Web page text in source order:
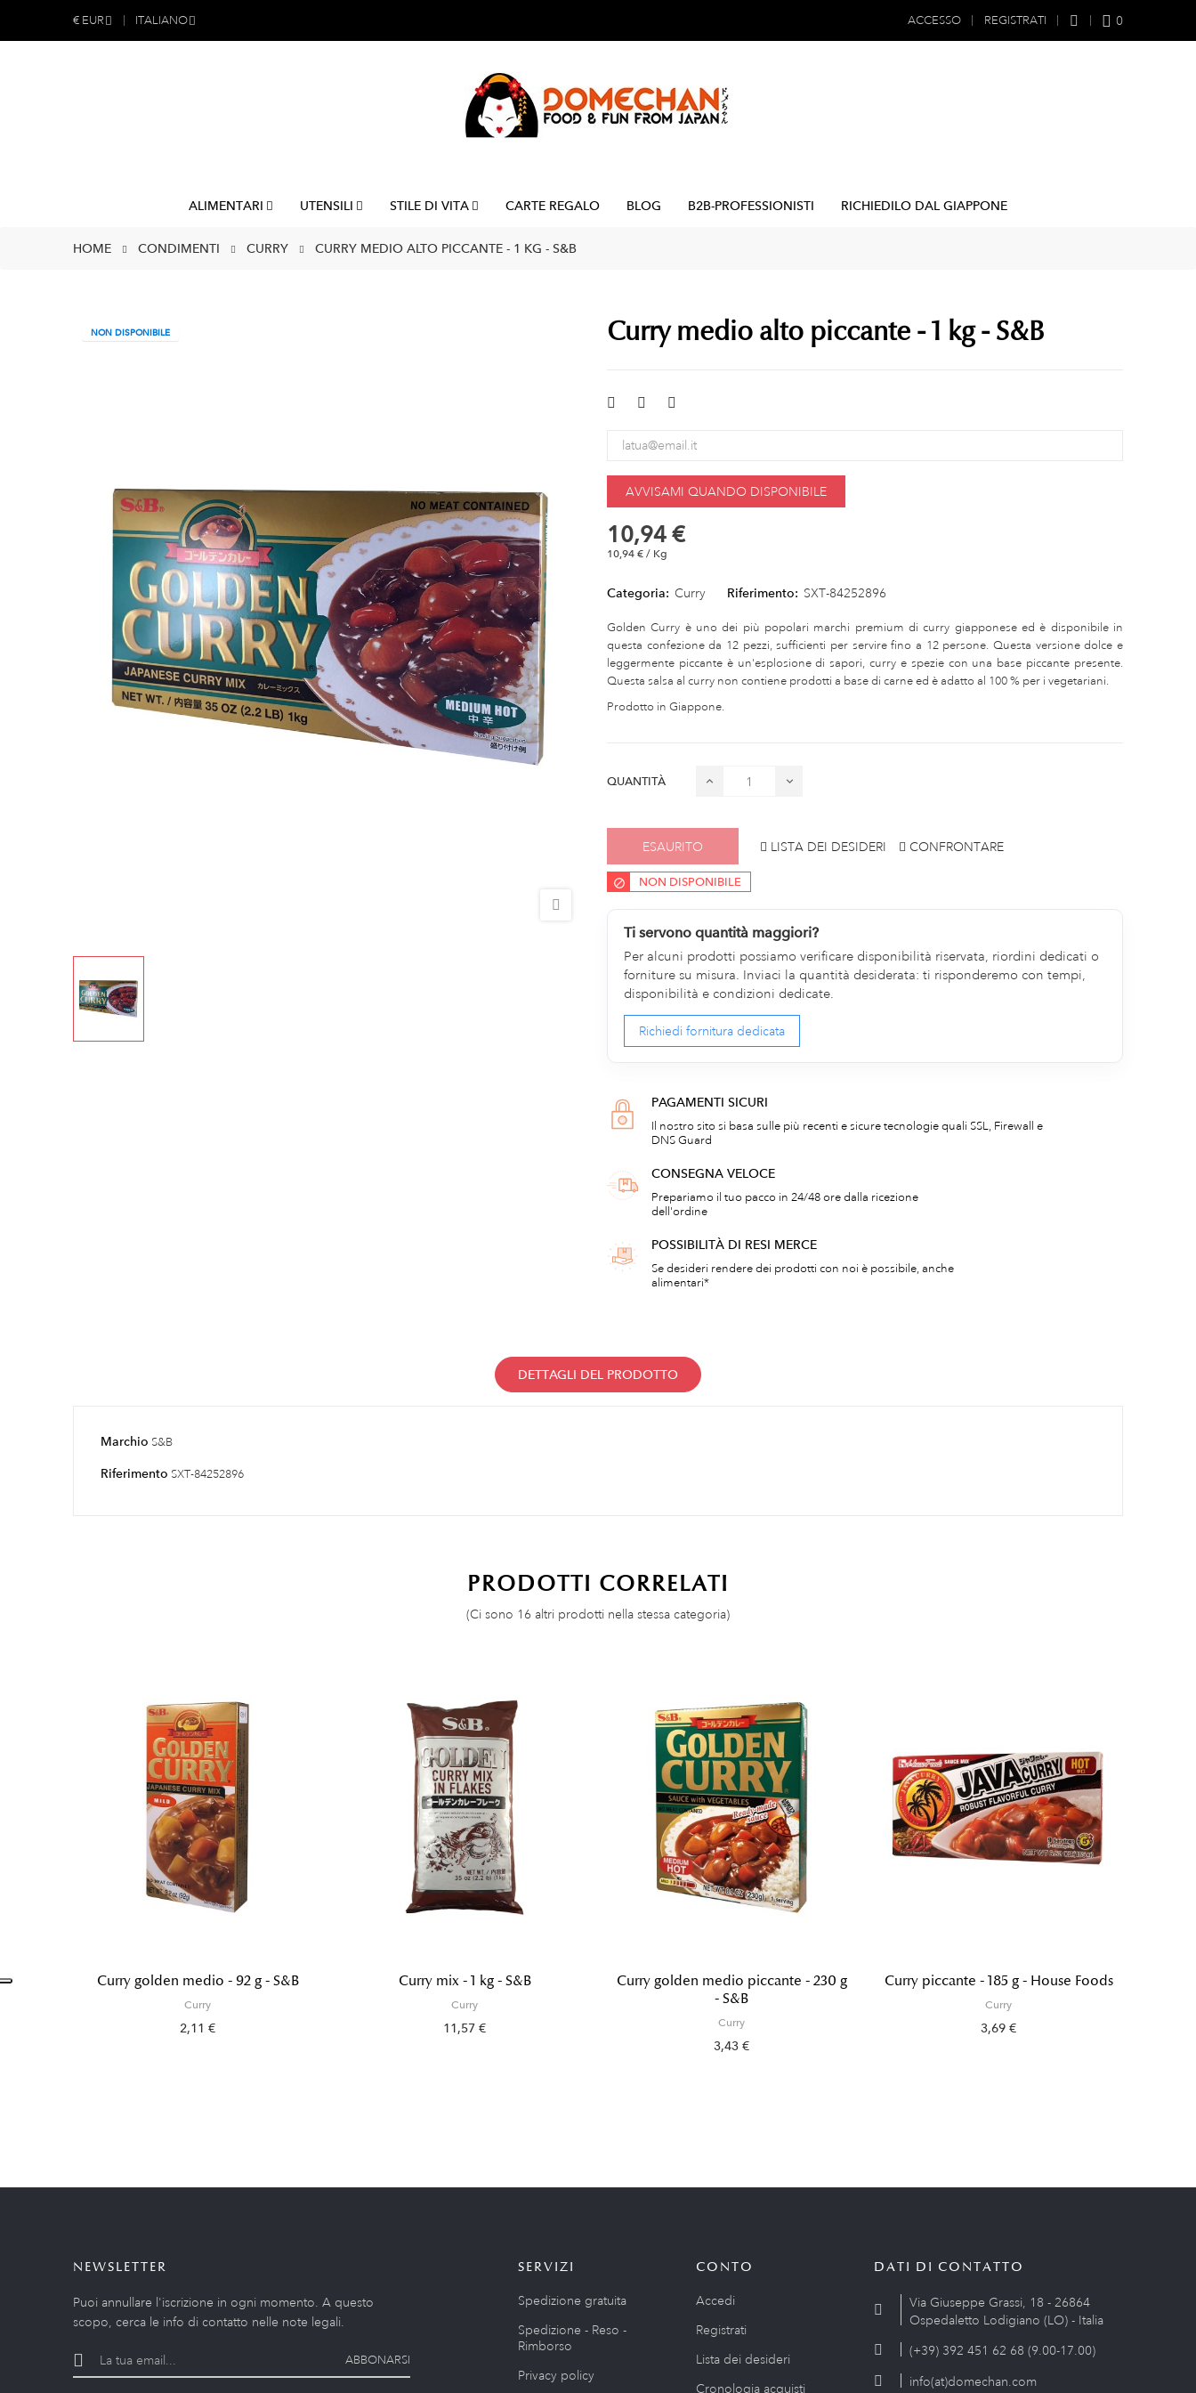
€ EUR ITALIANO ACCESSO REGISTRATI 0
ALIMENTARI UTENSILI STILE DI VITA CARTE REGALO BLOG B2B-PROFESSIONISTI RICHIEDILO DAL GIAPPONE
HOME CONDIMENTI CURRY CURRY MEDIO ALTO PICCANTE - 1 KG - S&B
NON DISPONIBILE Curry medio alto piccante - 1 kg - S&B
AVVISAMI QUANDO DISPONIBILE
10,94 €
10,94 € / Kg
Categoria: Curry Riferimento: SXT-84252896
Golden Curry è uno dei più popolari marchi premium di curry giapponese ed è disponibile in
questa confezione da 12 pezzi, sufficienti per servire fino a 12 persone. Questa versione dolce e
leggermente piccante è un'esplosione di sapori, curry e spezie con una base piccante presente.
Questa salsa al curry non contiene prodotti a base di carne ed è adatto al 100 % per i vegetariani.
Prodotto in Giappone.
QUANTITÀ
ESAURITO LISTA DEI DESIDERI CONFRONTARE
NON DISPONIBILE
Ti servono quantità maggiori?
Per alcuni prodotti possiamo verificare disponibilità riservata, riordini dedicati o
forniture su misura. Inviaci la quantità desiderata: ti risponderemo con tempi,
disponibilità e condizioni dedicate.
Richiedi fornitura dedicata
PAGAMENTI SICURI
Il nostro sito si basa sulle più recenti e sicure tecnologie quali SSL, Firewall e
DNS Guard
CONSEGNA VELOCE
Prepariamo il tuo pacco in 24/48 ore dalla ricezione
dell'ordine
POSSIBILITÀ DI RESI MERCE
Se desideri rendere dei prodotti con noi è possibile, anche
alimentari*
DETTAGLI DEL PRODOTTO
Marchio S&B
Riferimento SXT-84252896
PRODOTTI CORRELATI
(Ci sono 16 altri prodotti nella stessa categoria)
Curry golden medio - 92 g - S&B
Curry
2,11 €
Curry mix - 1 kg - S&B
Curry
11,57 €
Curry golden medio piccante - 230 g
- S&B
Curry
3,43 €
Curry piccante - 185 g - House Foods
Curry
3,69 €
NEWSLETTER
Puoi annullare l'iscrizione in ogni momento. A questo
scopo, cerca le info di contatto nelle note legali.
ABBONARSI
SERVIZI
Spedizione gratuita
Spedizione - Reso -
Rimborso
Privacy policy
CONTO
Accedi
Registrati
Lista dei desideri
Cronologia acquisti
DATI DI CONTATTO
Via Giuseppe Grassi, 18 - 26864
Ospedaletto Lodigiano (LO) - Italia
(+39) 392 451 62 68 (9.00-17.00)
info(at)domechan.com